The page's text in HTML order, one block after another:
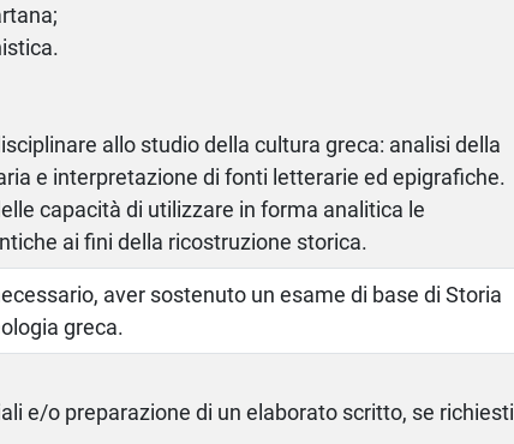
allo studio della cultura greca: analisi della
e interpretazione di fonti letterarie ed epigrafiche.
capacità di utilizzare in forma analitica le
ai fini della ricostruzione storica.
aver sostenuto un esame di base di Storia
greca.
e/o preparazione di un elaborato scritto, se richiesti